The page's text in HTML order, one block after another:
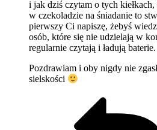
i jak dziś czytam o tych
w czekoladzie na śniadanie to
pierwszy Ci napiszę, żebyś
osób, które się nie udzielają w
regularnie czytają i ładują baterie.
Pozdrawiam i oby nigdy nie
sielskości